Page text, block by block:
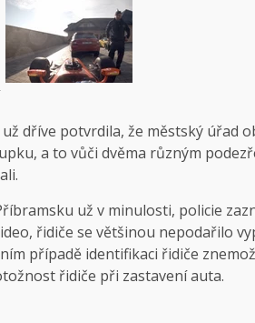
dříve potvrdila, že městský úřad
a to vůči dvěma různým
už v minulosti, policie
řidiče se většinou nepodařilo
případě identifikaci řidiče
řidiče při zastavení auta.